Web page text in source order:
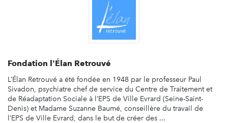
Fondation l'Élan Retrouvé
L’Élan Retrouvé a été fondée en 1948 par le professeur Paul
Sivadon, psychiatre chef de service du Centre de Traitement et
de Réadaptation Sociale à l’EPS de Ville Evrard (Seine-Saint-
Denis) et Madame Suzanne Baumé, conseillère du travail de
l’EPS de Ville Evrard, dans le but de créer des ...